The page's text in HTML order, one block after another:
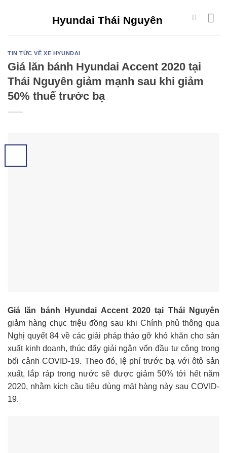
Hyundai Thái Nguyên
TIN TỨC VỀ XE HYUNDAI
Giá lăn bánh Hyundai Accent 2020 tại
Thái Nguyên giảm mạnh sau khi giảm
50% thuế trước bạ
Giá lăn bánh Hyundai Accent 2020 tại Thái Nguyên
giảm hàng chục triệu đồng sau khi Chính phủ thông qua
Nghị quyết 84 về các giải pháp tháo gỡ khó khăn cho sản
xuất kinh doanh, thúc đẩy giải ngân vốn đầu tư công trong
bối cảnh COVID-19. Theo đó, lệ phí trước bạ với ôtô sản
xuất, lắp ráp trong nước sẽ được giảm 50% tới hết năm
2020, nhằm kích cầu tiêu dùng mặt hàng này sau COVID-
19.